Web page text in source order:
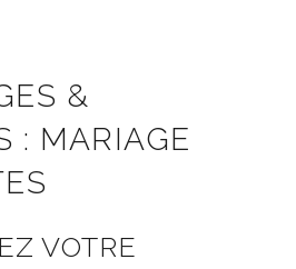
&
: MARIAGE
VOTRE